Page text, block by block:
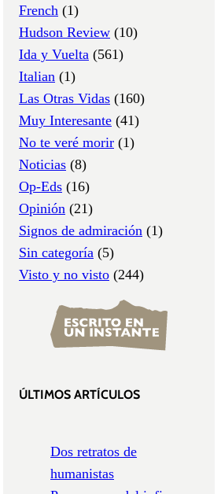
French (1)
Hudson Review (10)
Ida y Vuelta (561)
Italian (1)
Las Otras Vidas (160)
Muy Interesante (41)
No te veré morir (1)
Noticias (8)
Op-Eds (16)
Opinión (21)
Signos de admiración (1)
Sin categoría (5)
Visto y no visto (244)
ÚLTIMOS ARTÍCULOS
Dos retratos de
humanistas